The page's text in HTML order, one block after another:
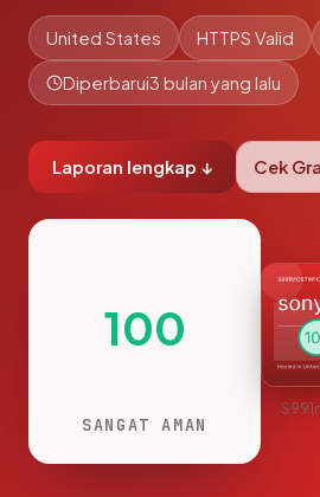
United States HTTPS Valid
Diperbarui3 bulan yang lalu
Laporan lengkap ↓ Cek
100
SANGAT AMAN